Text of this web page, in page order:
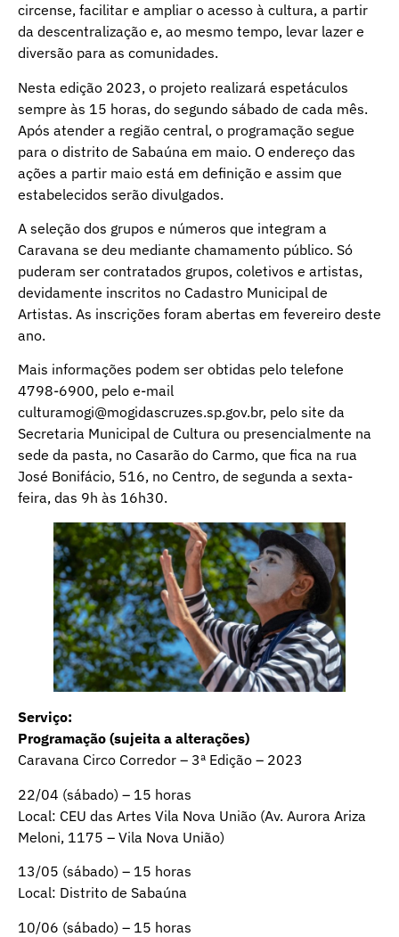
circense, facilitar e ampliar o acesso à cultura, a partir
da descentralização e, ao mesmo tempo, levar lazer e
diversão para as comunidades.
Nesta edição 2023, o projeto realizará espetáculos
sempre às 15 horas, do segundo sábado de cada mês.
Após atender a região central, o programação segue
para o distrito de Sabaúna em maio. O endereço das
ações a partir maio está em definição e assim que
estabelecidos serão divulgados.
A seleção dos grupos e números que integram a
Caravana se deu mediante chamamento público. Só
puderam ser contratados grupos, coletivos e artistas,
devidamente inscritos no Cadastro Municipal de
Artistas. As inscrições foram abertas em fevereiro deste
ano.
Mais informações podem ser obtidas pelo telefone
4798-6900, pelo e-mail
culturamogi@mogidascruzes.sp.gov.br, pelo site da
Secretaria Municipal de Cultura ou presencialmente na
sede da pasta, no Casarão do Carmo, que fica na rua
José Bonifácio, 516, no Centro, de segunda a sexta-
feira, das 9h às 16h30.
Serviço:
Programação (sujeita a alterações)
Caravana Circo Corredor – 3ª Edição – 2023
22/04 (sábado) – 15 horas
Local: CEU das Artes Vila Nova União (Av. Aurora Ariza
Meloni, 1175 – Vila Nova União)
13/05 (sábado) – 15 horas
Local: Distrito de Sabaúna
10/06 (sábado) – 15 horas